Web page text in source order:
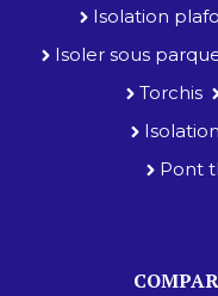
Isolation
Isoler sous
Torchis
Pont